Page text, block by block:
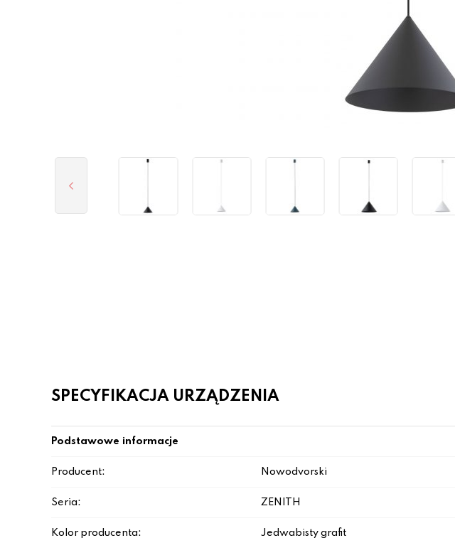
SPECYFIKACJA URZĄDZENIA
Podstawowe informacje
Producent: Nowodvorski
Seria: ZENITH
Kolor producenta: Jedwabisty grafit